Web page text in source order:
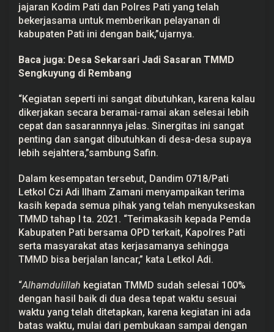
jajaran Kodim Pati dan Polres Pati yang telah
bekerjasama untuk memberikan pelayanan di
kabupaten Pati ini dengan baik,”ujarnya.
Baca juga: Desa Sekarsari Jadi Sasaran TMMD
Sengkuyung di Rembang
“Kegiatan seperti ini sangat dibutuhkan, karena kalau
dikerjakan secara beramai-ramai akan selesai lebih
cepat dan sasarannnya jelas. Sinergitas ini sangat
penting dan sangat dibutuhkan di desa-desa supaya
lebih sejahtera,”sambung Safin.
Dalam kesempatan tersebut, Dandim 0718/Pati
Letkol Czi Adi Ilham Zamani menyampaikan terima
kasih kepada semua pihak yang telah menyukseskan
TMMD tahap I ta. 2021. “Terimakasih kepada Pemda
Kabupaten Pati bersama OPD terkait, Kapolres Pati
serta masyarakat atas kerjasamanya sehingga
TMMD bisa berjalan lancar,” kata Letkol Adi.
“Alhamdulillah kegiatan TMMD sudah selesai 100%
dengan hasil baik di dua desa tepat waktu sesuai
waktu yang telah ditetapkan, karena kegiatan ini ada
batas waktu, mulai dari pembukaan sampai dengan